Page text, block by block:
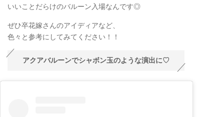
いいことだらけのバルーン入場なんです◎
ぜひ卒花嫁さんのアイディアなど、
色々と参考にしてみてください！！
アクアバルーンでシャボン玉のような演出に♡